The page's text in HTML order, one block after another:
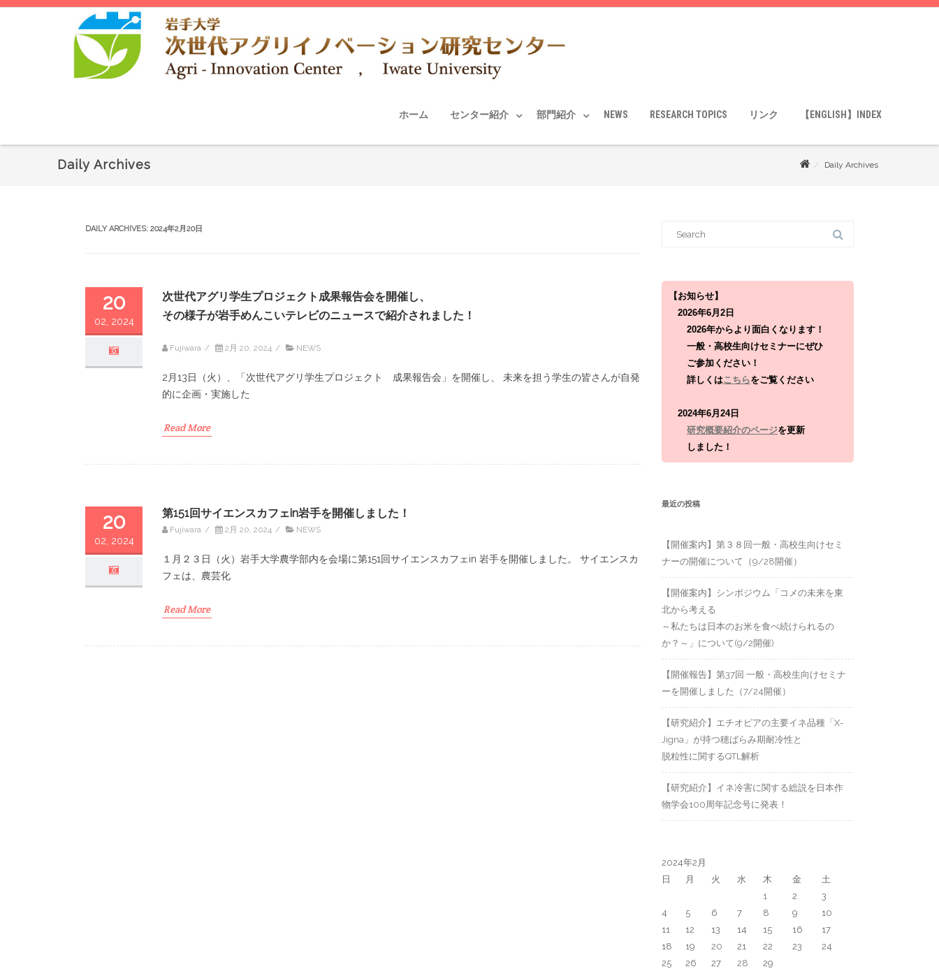
ホーム センター紹介 部門紹介 NEWS RESEARCH TOPICS リンク 【ENGLISH】INDEX
Daily Archives Daily Archives
DAILY ARCHIVES: 2024年2月20日
20
02, 2024
次世代アグリ学生プロジェクト成果報告会を開催し、
その様子が岩手めんこいテレビのニュースで紹介されました！
Fujiwara / 2月 20, 2024 / NEWS
2月13日（火）、「次世代アグリ学生プロジェクト 成果報告会」を開催し、 未来を担う学生の皆さんが自発
的に企画・実施した
Read More
20
02, 2024
第151回サイエンスカフェin岩手を開催しました！
Fujiwara / 2月 20, 2024 / NEWS
１月２３日（火）岩手大学農学部内を会場に第151回サイエンスカフェin 岩手を開催しました。 サイエンスカ
フェは、農芸化
Read More
f
【お知らせ】
2026年6月2日
2026年からより面白くなります！
一般・高校生向けセミナーにぜひ
ご参加ください！
詳しくはこちらをご覧ください
2024年6月24日
研究概要紹介のページを更新
しました！
最近の投稿
【開催案内】第３８回一般・高校生向けセミ
ナーの開催について（9/28開催）
【開催案内】シンポジウム「コメの未来を東
北から考える
～私たちは日本のお米を食べ続けられるの
か？～」について(9/2開催)
【開催報告】第37回 一般・高校生向けセミナ
ーを開催しました（7/24開催）
【研究紹介】エチオピアの主要イネ品種「X-
Jigna」が持つ穂ばらみ期耐冷性と
脱粒性に関するQTL解析
【研究紹介】イネ冷害に関する総説を日本作
物学会100周年記念号に発表！
2024年2月
日
月 火 水 木 金 土
1 2
3
4
5 6 7 8 9
10
11
12 13 14 15 16
17
18
19 20 21 22 23
24
25
26 27 28 29